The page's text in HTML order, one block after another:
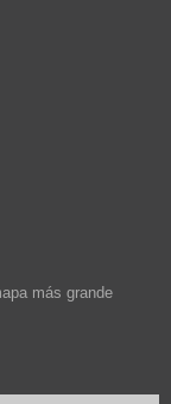
más grande